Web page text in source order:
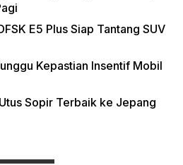
E5 Plus Siap Tantang SUV
Kepastian Insentif Mobil
Sopir Terbaik ke Jepang